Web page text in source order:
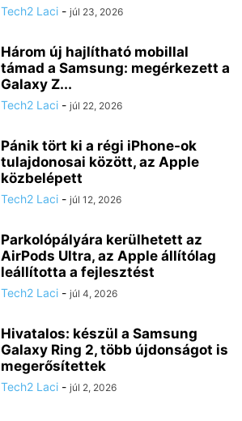
Tech2 Laci - júl 23, 2026
Három új hajlítható mobillal
támad a Samsung: megérkezett a
Galaxy Z...
Tech2 Laci - júl 22, 2026
Pánik tört ki a régi iPhone-ok
tulajdonosai között, az Apple
közbelépett
Tech2 Laci - júl 12, 2026
Parkolópályára kerülhetett az
AirPods Ultra, az Apple állítólag
leállította a fejlesztést
Tech2 Laci - júl 4, 2026
Hivatalos: készül a Samsung
Galaxy Ring 2, több újdonságot is
megerősítettek
Tech2 Laci - júl 2, 2026